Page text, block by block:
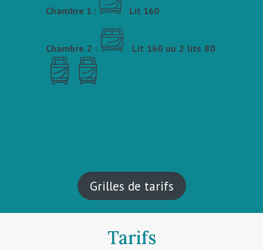
Chambre 1 : Lit 160
Chambre 2 : Lit 160 ou 2 lits 80
Grilles de tarifs
Tarifs